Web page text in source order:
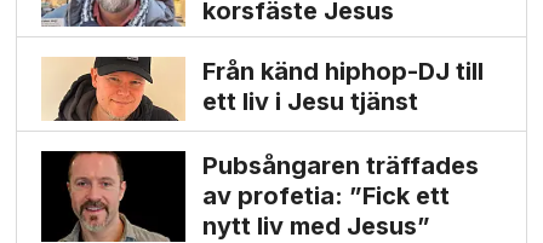
korsfäste Jesus
Från känd hiphop-DJ till
ett liv i Jesu tjänst
Pubsångaren träffades
av profetia: ”Fick ett
nytt liv med Jesus”